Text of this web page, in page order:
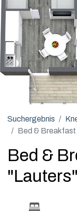
Suchergebnis
Bed &
Bed &